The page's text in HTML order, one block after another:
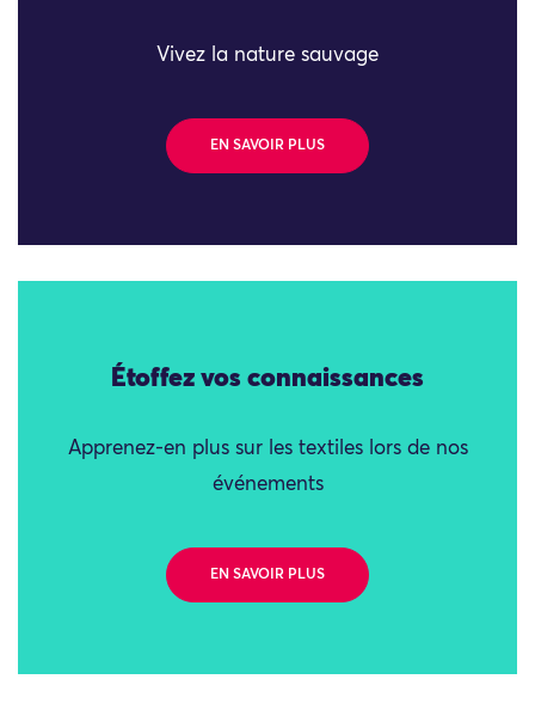
Vivez la nature sauvage
EN SAVOIR PLUS
Étoffez vos connaissances
Apprenez-en plus sur les textiles lors de nos
événements
EN SAVOIR PLUS